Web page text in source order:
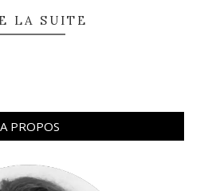
LA SUITE
A PROPOS